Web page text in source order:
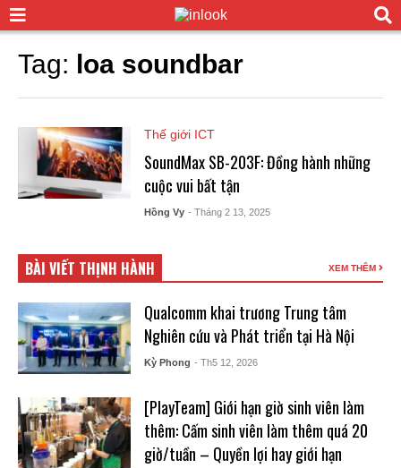
Tag: loa soundbar
Thế giới ICT
SoundMax SB-203F: Đồng hành những
cuộc vui bất tận
Hồng Vy - Tháng 2 13, 2025
BÀI VIẾT THỊNH HÀNH XEM THÊM
Qualcomm khai trương Trung tâm
Nghiên cứu và Phát triển tại Hà Nội
Kỳ Phong - Th5 12, 2026
[PlayTeam] Giới hạn giờ sinh viên làm
thêm: Cấm sinh viên làm thêm quá 20
giờ/tuần – Quyền lợi hay giới hạn